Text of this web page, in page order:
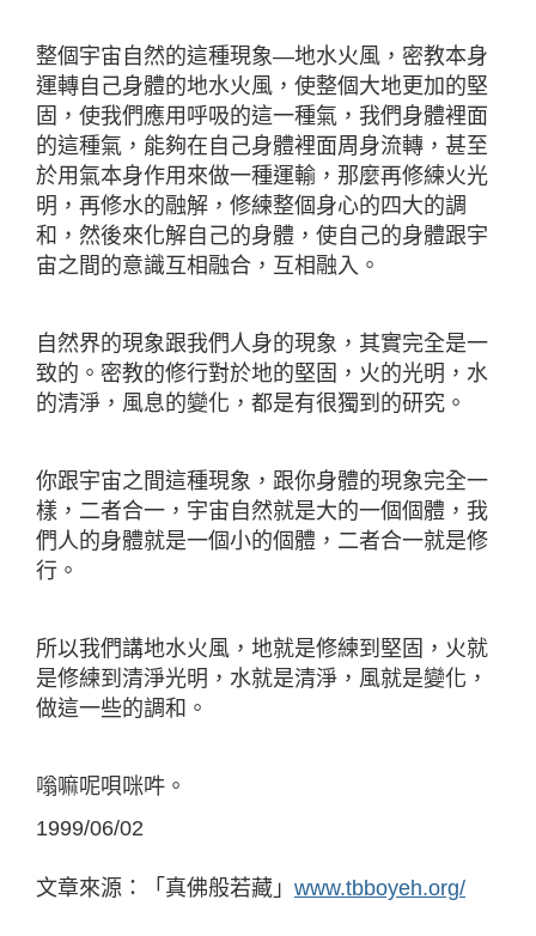
整個宇宙自然的這種現象—地水火風，密教本身
運轉自己身體的地水火風，使整個大地更加的堅
固，使我們應用呼吸的這一種氣，我們身體裡面
的這種氣，能夠在自己身體裡面周身流轉，甚至
於用氣本身作用來做一種運輸，那麼再修練火光
明，再修水的融解，修練整個身心的四大的調
和，然後來化解自己的身體，使自己的身體跟宇
宙之間的意識互相融合，互相融入。
自然界的現象跟我們人身的現象，其實完全是一
致的。密教的修行對於地的堅固，火的光明，水
的清淨，風息的變化，都是有很獨到的研究。
你跟宇宙之間這種現象，跟你身體的現象完全一
樣，二者合一，宇宙自然就是大的一個個體，我
們人的身體就是一個小的個體，二者合一就是修
行。
所以我們講地水火風，地就是修練到堅固，火就
是修練到清淨光明，水就是清淨，風就是變化，
做這一些的調和。
嗡嘛呢唄咪吽。
1999/06/02
文章來源：「真佛般若藏」 www.tbboyeh.org/